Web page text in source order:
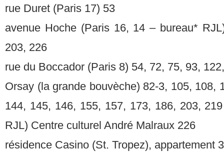
rue Duret (Paris 17) 53
avenue Hoche (Paris 16, 14 – bureau*
203, 226
rue du Boccador (Paris 8) 54, 72, 75, 93,
Orsay (la grande bouvèche) 82-3, 105, 108,
144, 145, 146, 155, 157, 173, 186, 203,
RJL) Centre culturel André Malraux 226
résidence Casino (St. Tropez), appartement